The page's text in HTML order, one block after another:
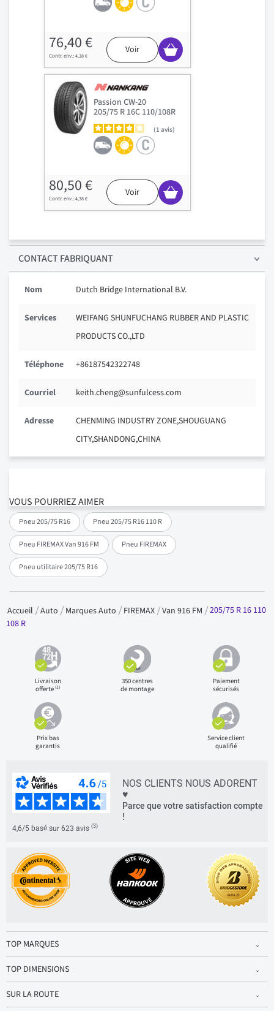
VOUS POURRIEZ AIMER
Pneu 205/75 R16 Pneu 205/75 R16 110 R
Pneu FIREMAX Van 916 FM Pneu FIREMAX
Pneu utilitaire 205/75 R16
76,40 €
4,38 €
Voir
Passion CW-20
205/75 R 16C 110/108R
1avis
80,50 €
4,38 €
Voir
CONTACT FABRIQUANT
Nom Dutch Bridge International B.V.
Services
WEIFANG SHUNFUCHANG RUBBER AND PLASTIC
PRODUCTS CO.,LTD
Téléphone +86187542322748
Courriel keith.cheng@sunfulcess.com
Adresse
CHENMING INDUSTRY ZONE,SHOUGUANG
CITY,SHANDONG,CHINA
Accueil Auto Marques Auto FIREMAX Van 916 FM
205/75 R 16 110
108 R
Livraison
offerte(1)
350 centres
de montage
Paiement
sécurisés
Prix bas
garantis
Service client
qualifié
NOS CLIENTS NOUS ADORENT
♥
Parce que votre satisfaction compte
!
4,6/5 basé sur 623 avis (3)
TOP MARQUES
TOP DIMENSIONS
SUR LA ROUTE